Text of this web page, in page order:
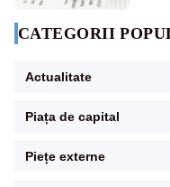
CATEGORII
Actualitate
Piața de capital
Piețe externe